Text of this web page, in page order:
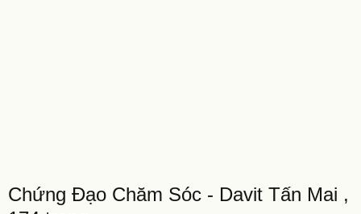
Chứng Đạo Chăm Sóc - Davit Tấn Mai ,